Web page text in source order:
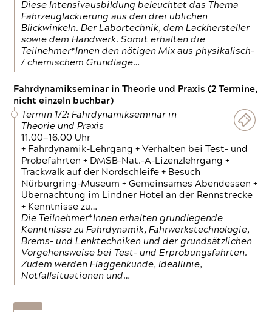
Diese Intensivausbildung beleuchtet das Thema
Fahrzeuglackierung aus den drei üblichen
Blickwinkeln. Der Labortechnik, dem Lackhersteller
sowie dem Handwerk. Somit erhalten die
Teilnehmer*Innen den nötigen Mix aus physikalisch-
/ chemischem Grundlage…
Fahrdynamikseminar in Theorie und Praxis (2 Termine,
nicht einzeln buchbar)
Termin 1/2: Fahrdynamikseminar in
Theorie und Praxis
11.00—16.00 Uhr
+ Fahrdynamik-Lehrgang + Verhalten bei Test- und
Probefahrten + DMSB-Nat.-A-Lizenzlehrgang +
Trackwalk auf der Nordschleife + Besuch
Nürburgring-Museum + Gemeinsames Abendessen +
Übernachtung im Lindner Hotel an der Rennstrecke
+ Kenntnisse zu…
Die Teilnehmer*Innen erhalten grundlegende
Kenntnisse zu Fahrdynamik, Fahrwerkstechnologie,
Brems- und Lenktechniken und der grundsätzlichen
Vorgehensweise bei Test- und Erprobungsfahrten.
Zudem werden Flaggenkunde, Ideallinie,
Notfallsituationen und…